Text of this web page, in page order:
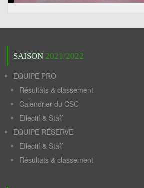
SAISON 2021/2022
ÉQUIPE PRO
Résultats & classement
Calendrier du CSC
Effectif & Staff
ÉQUIPE RÉSERVE
Effectif & Staff
Résultats & classement